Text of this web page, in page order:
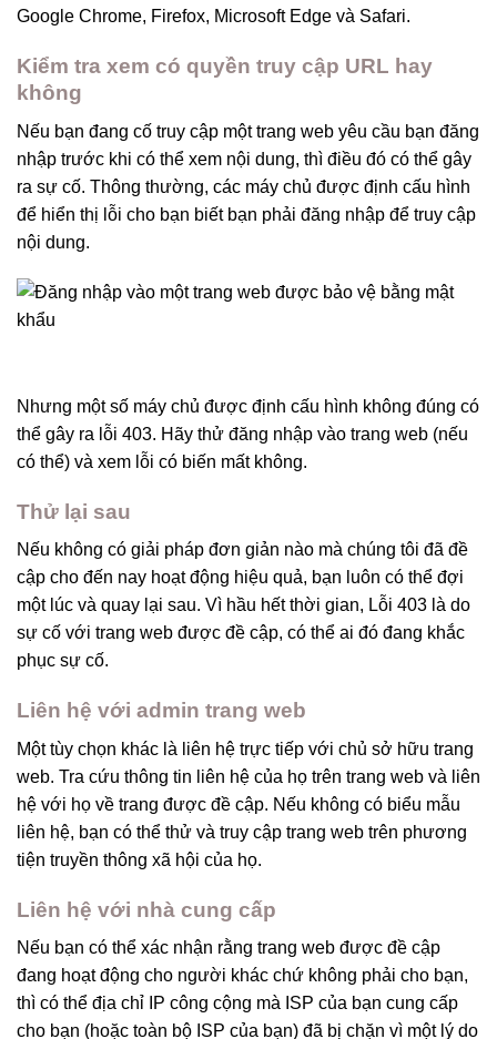
Google Chrome, Firefox, Microsoft Edge và Safari.
Kiểm tra xem có quyền truy cập URL hay
không
Nếu bạn đang cố truy cập một trang web yêu cầu bạn đăng
nhập trước khi có thể xem nội dung, thì điều đó có thể gây
ra sự cố. Thông thường, các máy chủ được định cấu hình
để hiển thị lỗi cho bạn biết bạn phải đăng nhập để truy cập
nội dung.
Nhưng một số máy chủ được định cấu hình không đúng có
thể gây ra lỗi 403. Hãy thử đăng nhập vào trang web (nếu
có thể) và xem lỗi có biến mất không.
Thử lại sau
Nếu không có giải pháp đơn giản nào mà chúng tôi đã đề
cập cho đến nay hoạt động hiệu quả, bạn luôn có thể đợi
một lúc và quay lại sau. Vì hầu hết thời gian, Lỗi 403 là do
sự cố với trang web được đề cập, có thể ai đó đang khắc
phục sự cố.
Liên hệ với admin trang web
Một tùy chọn khác là liên hệ trực tiếp với chủ sở hữu trang
web. Tra cứu thông tin liên hệ của họ trên trang web và liên
hệ với họ về trang được đề cập. Nếu không có biểu mẫu
liên hệ, bạn có thể thử và truy cập trang web trên phương
tiện truyền thông xã hội của họ.
Liên hệ với nhà cung cấp
Nếu bạn có thể xác nhận rằng trang web được đề cập
đang hoạt động cho người khác chứ không phải cho bạn,
thì có thể địa chỉ IP công cộng mà ISP của bạn cung cấp
cho bạn (hoặc toàn bộ ISP của bạn) đã bị chặn vì một lý do